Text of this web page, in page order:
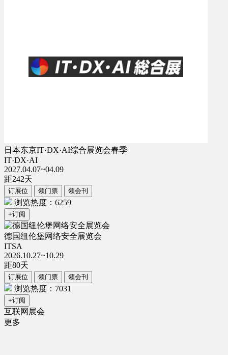
日本东京IT·DX·AI综合展览会春季
IT·DX·AI
2027.04.07~04.09
距242天
订展位 领门票 领会刊
浏览热度：6259
+订阅
德国纽伦堡网络安全展览会
ITSA
2026.10.27~10.29
距80天
订展位 领门票 领会刊
浏览热度：7031
+订阅
互联网展会
更多